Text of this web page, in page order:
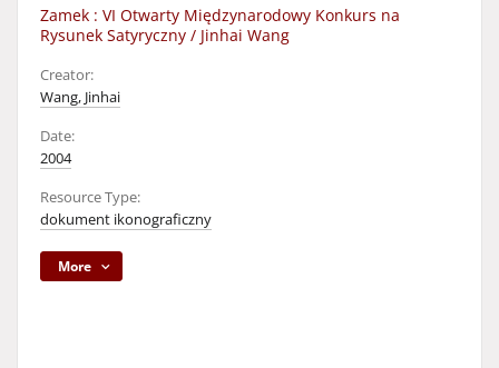
Zamek : VI Otwarty Międzynarodowy Konkurs na
Rysunek Satyryczny / Jinhai Wang
Creator:
Wang, Jinhai
Date:
2004
Resource Type:
dokument ikonograficzny
More